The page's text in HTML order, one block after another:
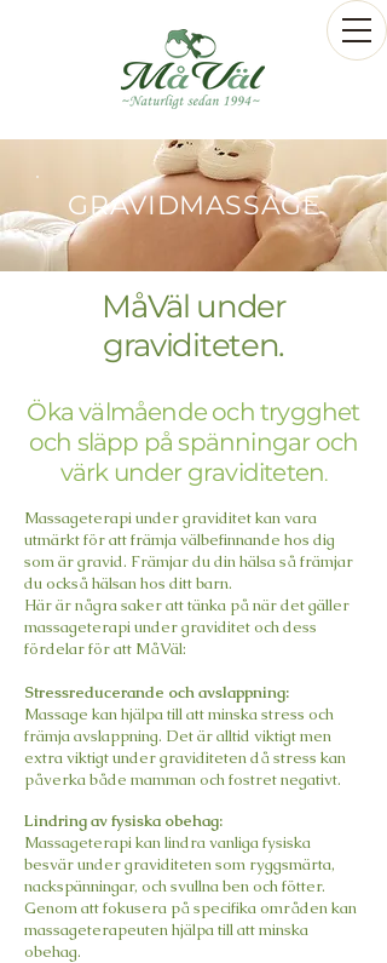
GRAVIDMASSAGE
MåVäl under
graviditeten.
Öka välmående och trygghet
och släpp på spänningar och
värk under graviditeten.
Massageterapi under graviditet kan vara
utmärkt för att främja välbefinnande hos dig
som är gravid. Främjar du din hälsa så främjar
du också hälsan hos ditt barn.
Här är några saker att tänka på när det gäller
massageterapi under graviditet och dess
fördelar för att MåVäl:
Stressreducerande och avslappning:
Massage kan hjälpa till att minska stress och
främja avslappning. Det är alltid viktigt men
extra viktigt under graviditeten då stress kan
påverka både mamman och fostret negativt.
Lindring av fysiska obehag:
Massageterapi kan lindra vanliga fysiska
besvär under graviditeten som ryggsmärta,
nackspänningar, och svullna ben och fötter.
Genom att fokusera på specifika områden kan
massageterapeuten hjälpa till att minska
obehag.